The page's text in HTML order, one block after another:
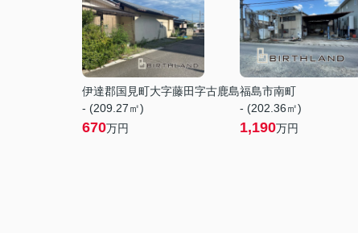
伊達郡国見町大字藤田字古鹿島
- (209.27㎡)
670万円
福島市南町
- (202.36㎡)
1,190万円